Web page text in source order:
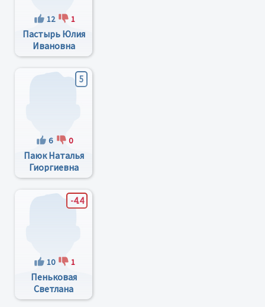
12 1
Пастырь Юлия
Ивановна
5
6 0
Паюк Наталья
Гиоргиевна
-4.4
10 1
Пеньковая
Светлана
Дмитриевна